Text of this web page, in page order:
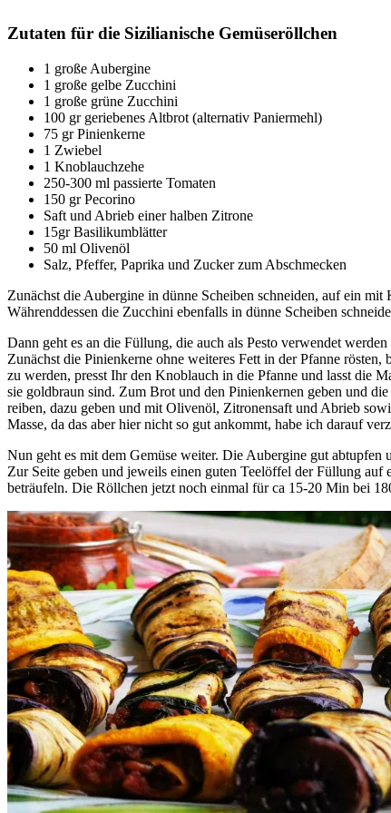
Zutaten für die Sizilianische Gemüseröllchen
1 große Aubergine
1 große gelbe Zucchini
1 große grüne Zucchini
100 gr geriebenes Altbrot (alternativ Paniermehl)
75 gr Pinienkerne
1 Zwiebel
1 Knoblauchzehe
250-300 ml passierte Tomaten
150 gr Pecorino
Saft und Abrieb einer halben Zitrone
15gr Basilikumblätter
50 ml Olivenöl
Salz, Pfeffer, Paprika und Zucker zum Abschmecken
Zunächst die Aubergine in dünne Scheiben schneiden, auf ein
Währenddessen die Zucchini ebenfalls in dünne Scheiben
Dann geht es an die Füllung, die auch als Pesto verwendet
Zunächst die Pinienkerne ohne weiteres Fett in der Pfanne
zu werden, presst Ihr den Knoblauch in die Pfanne und lasst die
sie goldbraun sind. Zum Brot und den Pinienkernen geben und
reiben, dazu geben und mit Olivenöl, Zitronensaft und Abrieb
Masse, da das aber hier nicht so gut ankommt, habe ich darauf
Nun geht es mit dem Gemüse weiter. Die Aubergine gut
Zur Seite geben und jeweils einen guten Teelöffel der Füllung
beträufeln. Die Röllchen jetzt noch einmal für ca 15-20 Min bei